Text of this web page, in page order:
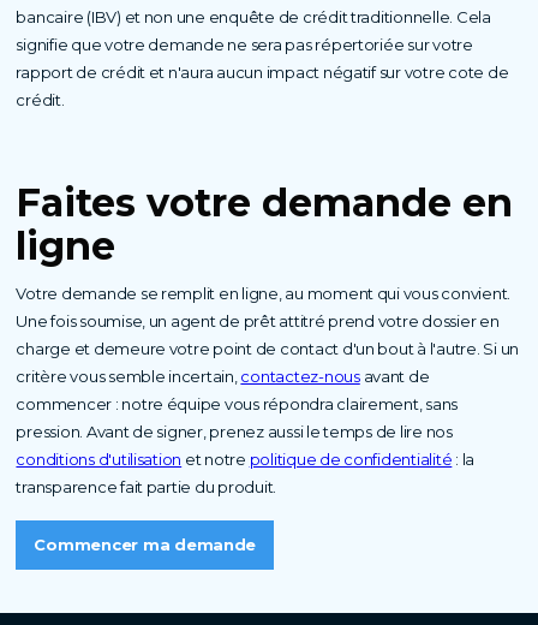
bancaire (IBV) et non une enquête de crédit traditionnelle. Cela
signifie que votre demande ne sera pas répertoriée sur votre
rapport de crédit et n'aura aucun impact négatif sur votre cote de
crédit.
Faites votre demande en
ligne
Votre demande se remplit en ligne, au moment qui vous convient.
Une fois soumise, un agent de prêt attitré prend votre dossier en
charge et demeure votre point de contact d'un bout à l'autre. Si un
critère vous semble incertain, contactez-nousavant de
commencer : notre équipe vous répondra clairement, sans
pression. Avant de signer, prenez aussi le temps de lire nos
conditions d'utilisation et notre politique de confidentialité : la
transparence fait partie du produit.
Commencer ma demande